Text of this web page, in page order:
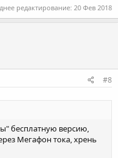
редактирование: 20 Фев 2018
#8
бесплатную версию,
Мегафон тока, хрень